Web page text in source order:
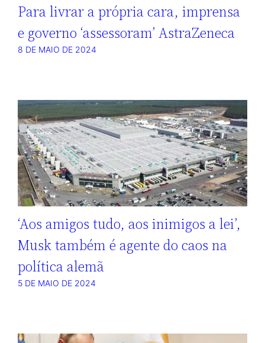
Para livrar a própria cara, imprensa
e governo ‘assessoram’ AstraZeneca
8 DE MAIO DE 2024
‘Aos amigos tudo, aos inimigos a lei’,
Musk também é agente do caos na
política alemã
5 DE MAIO DE 2024